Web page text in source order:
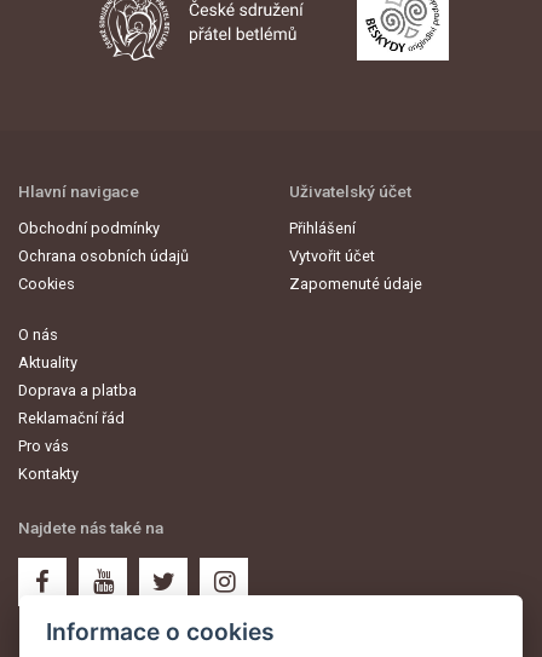
Hlavní navigace
Obchodní podmínky
Ochrana osobních údajů
Cookies
O nás
Aktuality
Doprava a platba
Reklamační řád
Pro vás
Kontakty
Uživatelský účet
Přihlášení
Vytvořit účet
Zapomenuté údaje
Najdete nás také na
Informace o cookies